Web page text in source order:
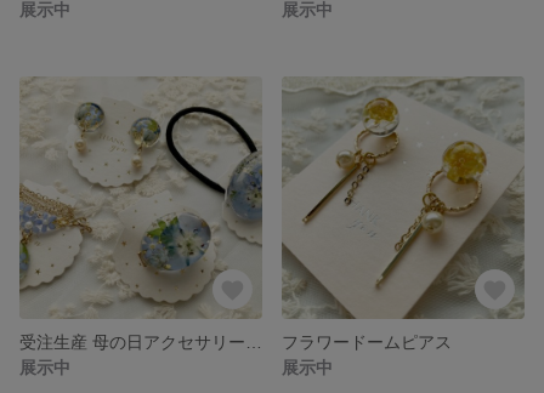
展示中
展示中
展示中
フラワードームピアス
展示中